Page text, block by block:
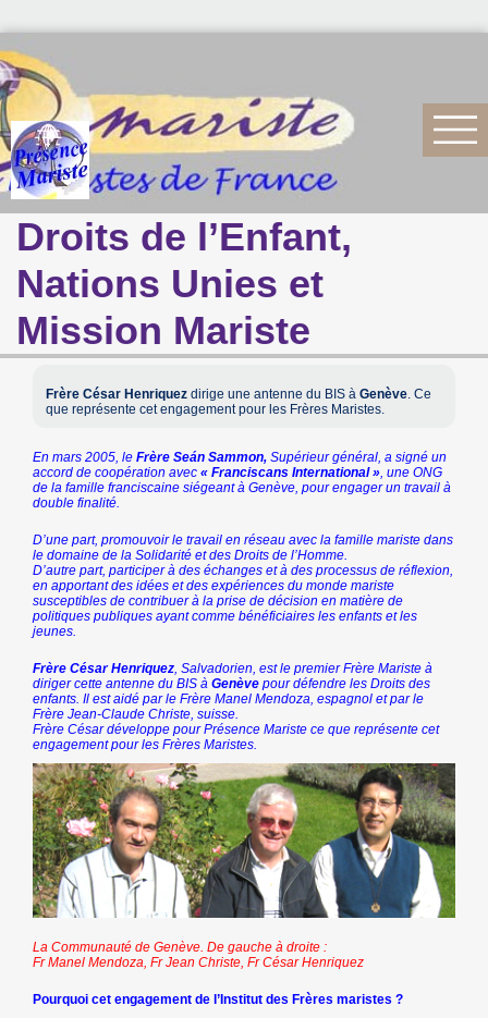
Droits de l’Enfant,
Nations Unies et
Mission Mariste
Frère César Henriquez dirige une antenne du BIS àGenève. Ce
que représente cet engagement pour les Frères Maristes.
En mars 2005, leFrère Seán Sammon, Supérieur général, a signé un
accord de coopération avec« Franciscans International », une ONG
de la famille franciscaine siégeant à Genève, pour engager un travail à
double finalité.
D’une part, promouvoir le travail en réseau avec la famille mariste dans
le domaine de la Solidarité et des Droits de l’Homme.
D’autre part, participer à des échanges et à des processus de réflexion,
en apportant des idées et des expériences du monde mariste
susceptibles de contribuer à la prise de décision en matière de
politiques publiques ayant comme bénéficiaires les enfants et les
jeunes.
Frère César Henriquez, Salvadorien, est le premier Frère Mariste à
diriger cette antenne du BIS àGenève pour défendre les Droits des
enfants. Il est aidé par le Frère Manel Mendoza, espagnol et par le
Frère Jean-Claude Christe, suisse.
Frère César développe pour Présence Mariste ce que représente cet
engagement pour les Frères Maristes.
La Communauté de Genève. De gauche à droite :
Fr Manel Mendoza, Fr Jean Christe, Fr César Henriquez
Pourquoi cet engagement de l’Institut des Frères maristes ?